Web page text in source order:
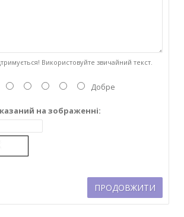
Використовуйте звичайний текст.
Добре
на зображенні:
ПРОДОВЖИТИ